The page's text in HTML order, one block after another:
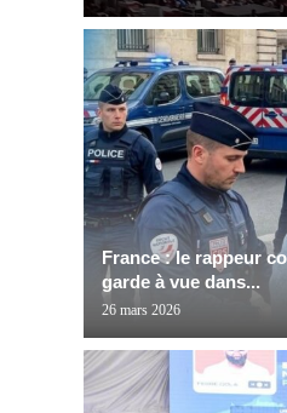
France : le rappeur
garde à vue dans...
26 mars 2026